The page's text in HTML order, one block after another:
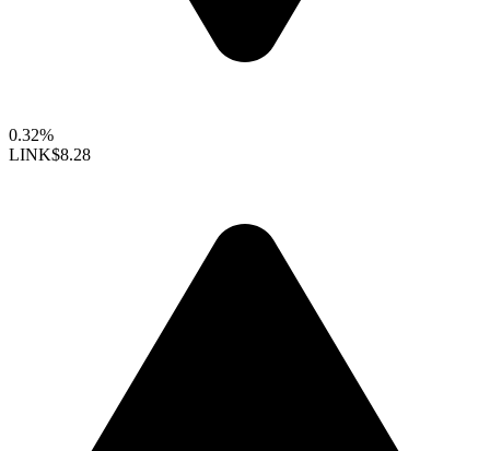
0.32%
LINK$8.28